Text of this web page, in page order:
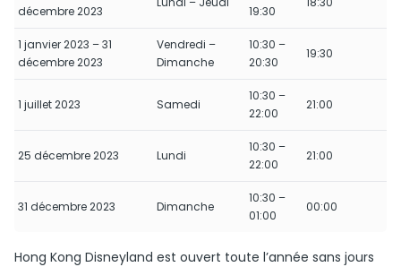
décembre 2023
19:30
1 janvier 2023 – 31
décembre 2023
Vendredi –
Dimanche
10:30 –
20:30
19:30
1 juillet 2023 Samedi
10:30 –
22:00
21:00
25 décembre 2023 Lundi
10:30 –
22:00
21:00
31 décembre 2023 Dimanche
10:30 –
01:00
00:00
Hong Kong Disneyland est ouvert toute l’année sans jours